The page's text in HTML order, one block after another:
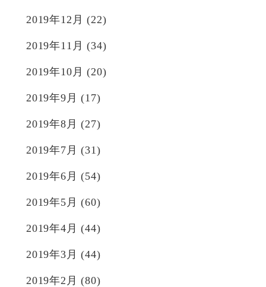
2019年12月 (22)
2019年11月 (34)
2019年10月 (20)
2019年9月 (17)
2019年8月 (27)
2019年7月 (31)
2019年6月 (54)
2019年5月 (60)
2019年4月 (44)
2019年3月 (44)
2019年2月 (80)